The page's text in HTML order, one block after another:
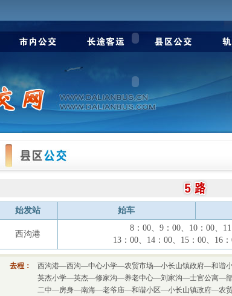
始发站 始车
西沟港
8：00、9：00、10：00、11
13：00、14：00、15：00、16
去程：
西沟港—西沟—中心小学—农贸市场—小长山镇政府—和
英杰小学—英杰—修家沟—养老中心—刘家沟—士官公寓—
二中—房身—南海—老爷庙—和谐小区—小长山镇政府—农